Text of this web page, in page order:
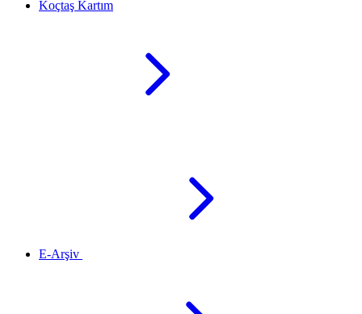
Koçtaş Kartım
E-Arşiv